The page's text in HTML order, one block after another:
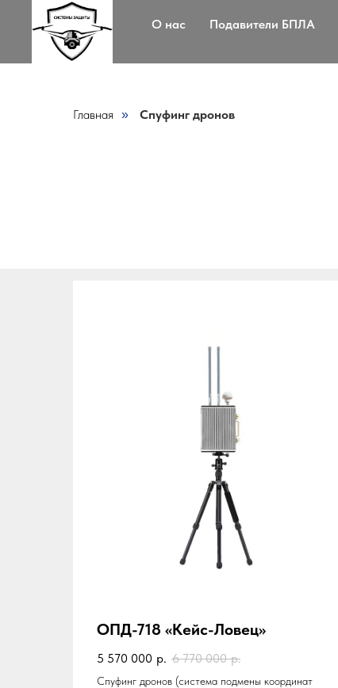
О нас Подавители БПЛА
Главная » Спуфинг дронов
ОПД-718 «Кейс-Ловец»
5 570 000 р. 6 770 000 р.
Спуфинг дронов (система подмены координат